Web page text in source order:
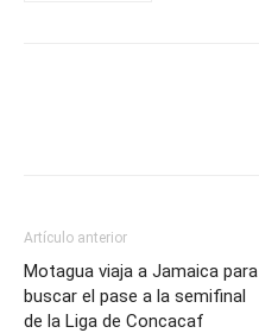
Artículo anterior
Motagua viaja a Jamaica para
buscar el pase a la semifinal
de la Liga de Concacaf